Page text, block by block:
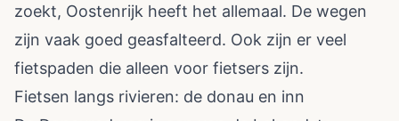
zoekt, Oostenrijk heeft het allemaal. De wegen
zijn vaak goed geasfalteerd. Ook zijn er veel
fietspaden die alleen voor fietsers zijn.
Fietsen langs rivieren: de donau en inn